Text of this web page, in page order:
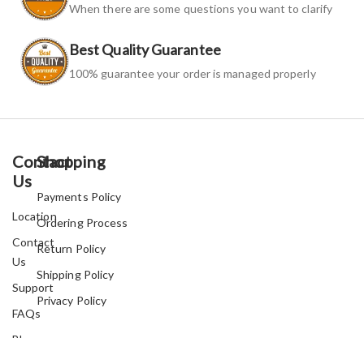
When there are some questions you want to clarify
Best Quality Guarantee
100% guarantee your order is managed properly
Contact
Us
Location
Contact
Us
Support
FAQs
Shopping
Payments Policy
Ordering Process
Return Policy
Shipping Policy
Privacy Policy